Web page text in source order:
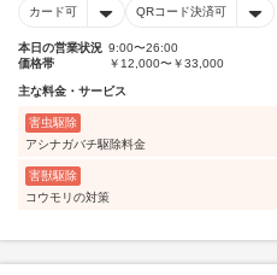
カード可 QRコード決済可
本日の営業状況 9:00〜26:00
価格帯
￥12,000〜￥33,000
主な料金・サービス
害虫駆除
アシナガバチ駆除料金
害獣駆除
コウモリの対策